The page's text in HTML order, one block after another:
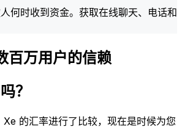
何时收到资金。获取在线聊天、电话和
百万用户的信赖
？
的汇率进行了比较，现在是时候为您